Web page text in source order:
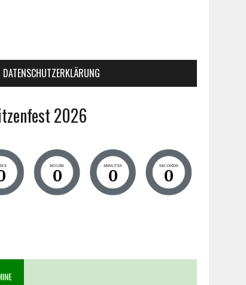
DATENSCHUTZERKLÄRUNG
2026
HOURS
0 MINUTES
0 SECONDS
0